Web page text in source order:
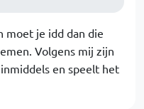
moet je idd dan die
Volgens mij zijn
en speelt het